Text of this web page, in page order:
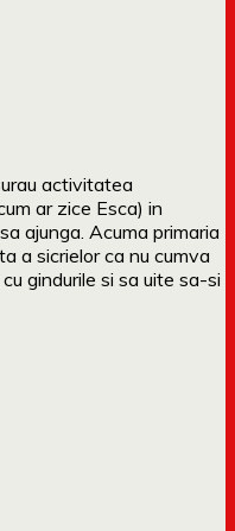
activitatea
ar zice Esca) in
ajunga. Acuma primaria
a sicrielor ca nu cumva
gindurile si sa uite sa-si